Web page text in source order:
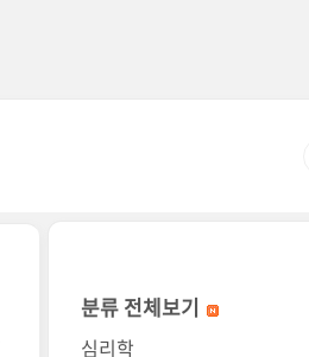
분류 전체보기
심리학